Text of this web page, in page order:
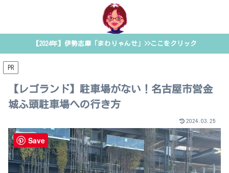
【2024年】伊勢志摩「まわりゃんせ」>>ここをクリック
PR
【レゴランド】駐車場がない！名古屋市営金
城ふ頭駐車場への行き方
2024.03.25
名古屋Save